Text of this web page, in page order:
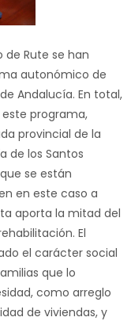
de Rute se han
autonómico de
de Andalucía. En total,
programa,
provincial de la
de los Santos
se están
en este caso a
aporta la mitad del
El
el carácter social
que lo
como arreglo
de viviendas, y